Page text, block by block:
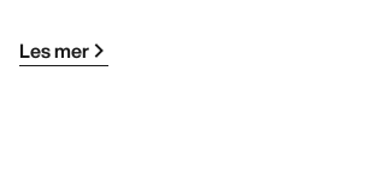
Les mer